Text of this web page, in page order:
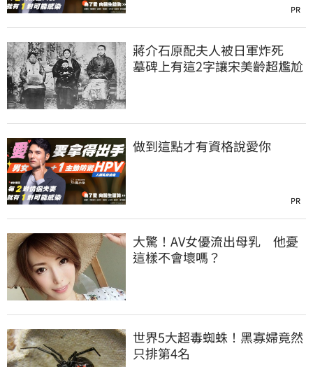
PR
蔣介石原配夫人被日軍炸死
墓碑上有這2字讓宋美齡超尷尬
做到這點才有資格說愛你
PR
大驚！AV女優流出母乳 他憂
這樣不會壞嗎？
世界5大超毒蜘蛛！黑寡婦竟然
只排第4名